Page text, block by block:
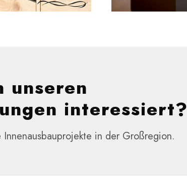
unseren
interessiert?
Innenausbauprojekte in der Großregion.